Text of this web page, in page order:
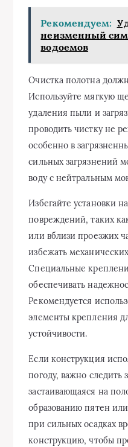
Рекомендуем:
неизменный
водоемов
Очистка полотна
Используйте мягкую
удаления пыли и
проводить чистку не
особенно в
сильных загрязнений
воду с нейтральным
Избегайте установки
повреждений, таких
или вблизи проезжих
избежать
Специальные
обеспечивать
Рекомендуется
элементы крепления
устойчивости.
Если конструкция
погоду, важно следить
застаивающаяся на
образованию пятен
при сильных осадках
конструкцию, чтобы